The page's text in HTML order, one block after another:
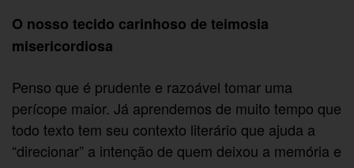
O nosso tecido carinhoso de teimosia
misericordiosa
Penso que é prudente e razoável tomar uma
perícope maior. Já aprendemos de muito tempo que
todo texto tem seu contexto literário que ajuda a
“direcionar” a intenção de quem deixou a memória e